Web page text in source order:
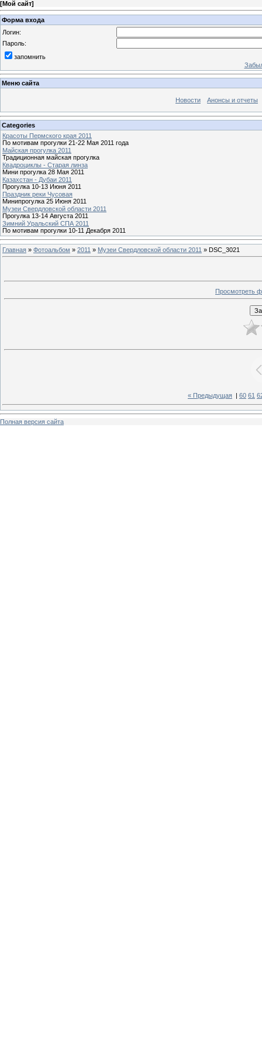
[Мой сайт]
Форма входа
Логин:
Пароль:
запомнить
Меню сайта
Новости Анонсы и отчеты
Categories
Красоты Пермского края 2011
По мотивам прогулки 21-22 Мая 2011 года
Майская прогулка 2011
Традиционная майская прогулка
Квадроциклы - Старая линза
Мини прогулка 28 Мая 2011
Казахстан - Дубаи 2011
Прогулка 10-13 Июня 2011
Праздник реки Чусовая
Минипрогулка 25 Июня 2011
Музеи Свердловской области 2011
Прогулка 13-14 Августа 2011
Зимний Уральский СПА 2011
По мотивам прогулки 10-11 Декабря 2011
Главная » Фотоальбом » 2011 » Музеи Свердловской области 2011 » DSC_3021
Просмотреть
« Предыдущая 60 61
Полная версия сайта